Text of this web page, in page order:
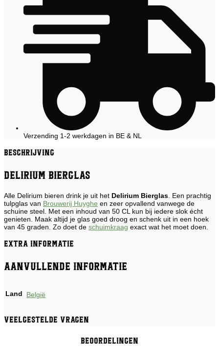
Verzending 1-2 werkdagen in BE & NL
Beschrijving
Delirium Bierglas
Alle Delirium bieren drink je uit het Delirium Bierglas . Een prachtig
tulpglas van Brouwerij Huyghe en zeer opvallend vanwege de
schuine steel. Met een inhoud van 50 CL kun bij iedere slok écht
genieten. Maak altijd je glas goed droog en schenk uit in een hoek
van 45 graden. Zo doet de schuimkraag exact wat het moet doen.
Extra informatie
Aanvullende informatie
Land België
Veelgestelde vragen
Beoordelingen